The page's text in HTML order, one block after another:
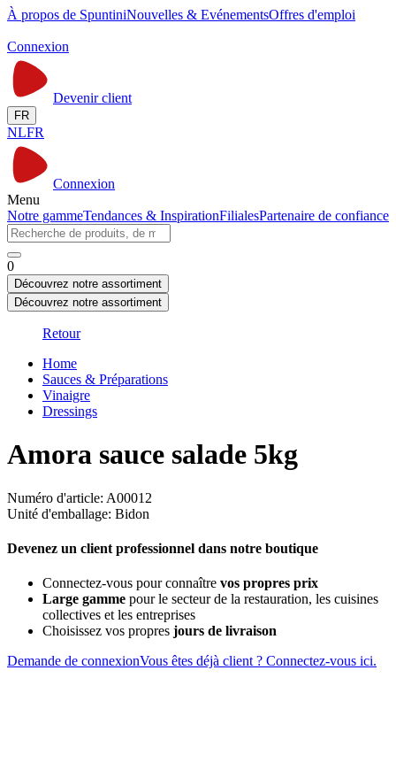
À propos de SpuntiniNouvelles & EvénementsOffres d'emploi
Connexion
Devenir client
FR
NLFR
Connexion
Menu
Notre gammeTendances & InspirationFilialesPartenaire de confiance
0
Découvrez notre assortiment
Découvrez notre assortiment
Retour
Home
Sauces & Préparations
Vinaigre
Dressings
Amora sauce salade 5kg
Numéro d'article: A00012
Unité d'emballage: Bidon
Devenez un client professionnel dans notre boutique
Connectez-vous pour connaître vos propres prix
Large gamme pour le secteur de la restauration, les cuisines
collectives et les entreprises
Choisissez vos propres jours de livraison
Demande de connexionVous êtes déjà client ? Connectez-vous ici.